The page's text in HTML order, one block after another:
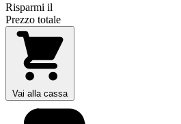
Risparmi il
Prezzo totale
Vai alla cassa